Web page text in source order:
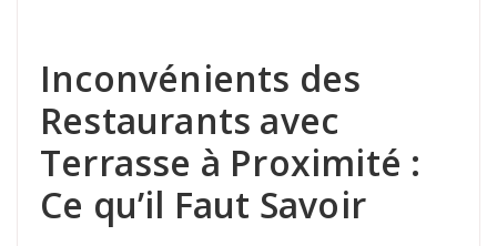
Inconvénients des
Restaurants avec
Terrasse à Proximité :
Ce qu’il Faut Savoir